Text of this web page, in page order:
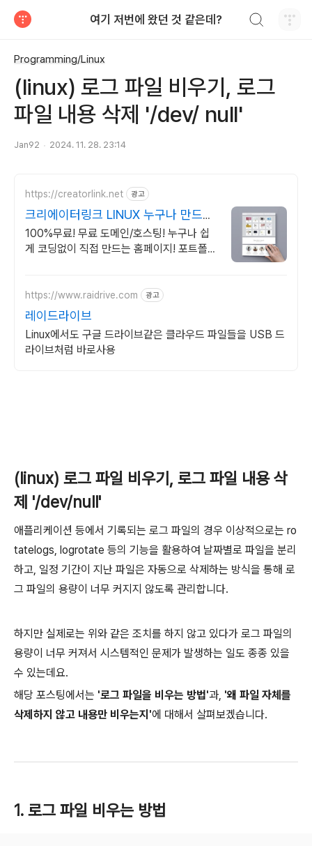
여기 저번에 왔던 것 같은데?
Programming/Linux
(linux) 로그 파일 비우기, 로그
파일 내용 삭제 '/dev/ null'
Jan92 2024. 11. 28. 23:14
https://creatorlink.net 광고
크리에이터링크 LINUX 누구나 만드는
홈페이지
100%무료! 무료 도메인/호스팅! 누구나 쉽
게 코딩없이 직접 만드는 홈페이지! 포트폴리
https://www.raidrive.com 광고
레이드라이브
Linux에서도 구글 드라이브같은 클라우드 파일들을 USB 드
라이브처럼 바로사용
(linux) 로그 파일 비우기, 로그 파일 내용 삭
제 '/dev/null'
애플리케이션 등에서 기록되는 로그 파일의 경우 이상적으로는 ro
tatelogs, logrotate 등의 기능을 활용하여 날짜별로 파일을 분리
하고, 일정 기간이 지난 파일은 자동으로 삭제하는 방식을 통해 로
그 파일의 용량이 너무 커지지 않도록 관리합니다.
하지만 실제로는 위와 같은 조치를 하지 않고 있다가 로그 파일의
용량이 너무 커져서 시스템적인 문제가 발생하는 일도 종종 있을
수 있는데요.
해당 포스팅에서는 '로그 파일을 비우는 방법'과, '왜 파일 자체를
삭제하지 않고 내용만 비우는지'에 대해서 살펴보겠습니다.
1. 로그 파일 비우는 방법